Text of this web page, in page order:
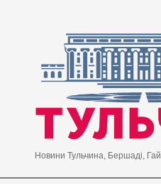
Новини Тульчина, Бершаді,